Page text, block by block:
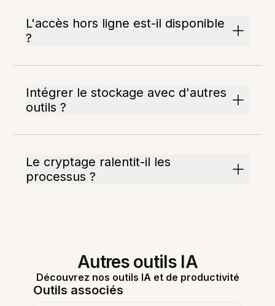
L'accès hors ligne est-il disponible
?
Intégrer le stockage avec d'autres
outils ?
Le cryptage ralentit-il les
processus ?
Autres outils IA
Découvrez nos outils IA et de productivité
Outils associés